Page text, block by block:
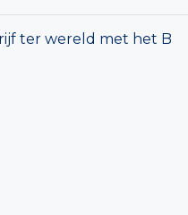
ter wereld met het B